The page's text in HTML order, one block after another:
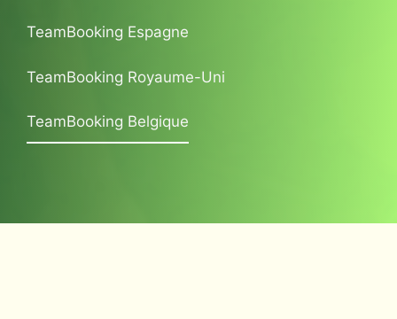
TeamBooking Espagne
TeamBooking Royaume-Uni
TeamBooking Belgique